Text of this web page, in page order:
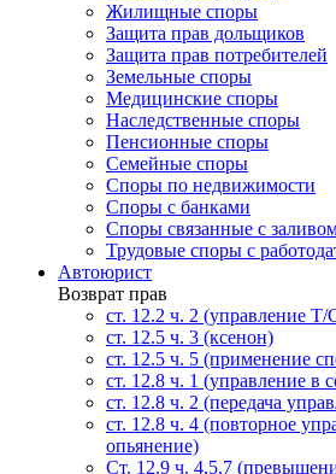
Жилищные споры
Защита прав дольщиков
Защита прав потребителей
Земельные споры
Медицинские споры
Наследственные споры
Пенсионные споры
Семейные споры
Cпоры по недвижимости
Споры с банками
Споры связанные с
Трудовые споры с
Автоюрист
Возврат прав
ст. 12.2 ч. 2 (управление Т/
ст. 12.5 ч. 3 (ксенон)
ст. 12.5 ч. 5 (применение
cт. 12.8 ч. 1 (управление в
ст. 12.8 ч. 2 (передача
ст. 12.8 ч. 4 (повторное
опьянение)
Ст. 12.9 ч. 4,5,7